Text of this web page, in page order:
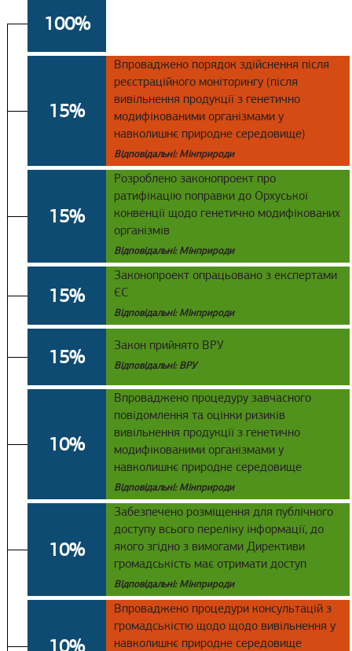
100%
15%
Впроваджено порядок здійснення після
реєстраційного моніторингу (після
вивільнення продукції з генетично
модифікованими організмами у
навколишнє природне середовище)
Відповідальні: Мінприроди
15%
Розроблено законопроект про
ратифікацію поправки до Орхуської
конвенції щодо генетично модифікованих
організмів
Відповідальні: Мінприроди
15%
Законопроект опрацьовано з експертами
ЄС
Відповідальні: Мінприроди
15% Закон прийнято ВРУ
Відповідальні: ВРУ
10%
Впроваджено процедуру завчасного
повідомлення та оцінки ризиків
вивільнення продукції з генетично
модифікованими організмами у
навколишнє природне середовище
Відповідальні: Мінприроди
10%
Забезпечено розміщення для публічного
доступу всього переліку інформації, до
якого згідно з вимогами Директиви
громадськість має отримати доступ
Відповідальні: Мінприроди
10%
Впроваджено процедури консультацій з
громадськістю щодо щодо вивільнення у
навколишнє природне середовище